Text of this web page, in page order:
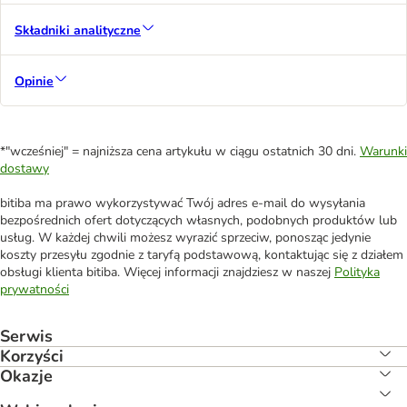
Składniki analityczne
Opinie
*"wcześniej" = najniższa cena artykułu w ciągu ostatnich 30 dni. Warunki
dostawy
bitiba ma prawo wykorzystywać Twój adres e-mail do wysyłania
bezpośrednich ofert dotyczących własnych, podobnych produktów lub
usług. W każdej chwili możesz wyrazić sprzeciw, ponosząc jedynie
koszty przesyłu zgodnie z taryfą podstawową, kontaktując się z działem
obsługi klienta bitiba. Więcej informacji znajdziesz w naszej Polityka
prywatności
Serwis
Korzyści
Okazje